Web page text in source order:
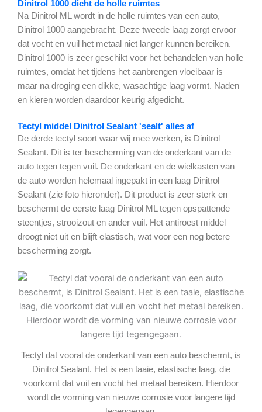
Dinitrol 1000 dicht de holle ruimtes
Na Dinitrol ML wordt in de holle ruimtes van een auto,
Dinitrol 1000 aangebracht. Deze tweede laag zorgt ervoor
dat vocht en vuil het metaal niet langer kunnen bereiken.
Dinitrol 1000 is zeer geschikt voor het behandelen van holle
ruimtes, omdat het tijdens het aanbrengen vloeibaar is
maar na droging een dikke, wasachtige laag vormt. Naden
en kieren worden daardoor keurig afgedicht.
Tectyl middel Dinitrol Sealant 'sealt' alles af
De derde tectyl soort waar wij mee werken, is Dinitrol
Sealant. Dit is ter bescherming van de onderkant van de
auto tegen tegen vuil. De onderkant en de wielkasten van
de auto worden helemaal ingepakt in een laag Dinitrol
Sealant (zie foto hieronder). Dit product is zeer sterk en
beschermt de eerste laag Dinitrol ML tegen opspattende
steentjes, strooizout en ander vuil. Het antiroest middel
droogt niet uit en blijft elastisch, wat voor een nog betere
bescherming zorgt.
Tectyl dat vooral de onderkant van een auto beschermt, is
Dinitrol Sealant. Het is een taaie, elastische laag, die
voorkomt dat vuil en vocht het metaal bereiken. Hierdoor
wordt de vorming van nieuwe corrosie voor langere tijd